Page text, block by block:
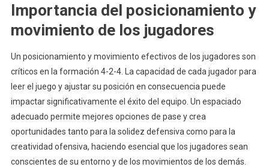
Importancia del posicionamiento y
movimiento de los jugadores
Un posicionamiento y movimiento efectivos de los jugadores son
críticos en la formación 4-2-4. La capacidad de cada jugador para
leer el juego y ajustar su posición en consecuencia puede
impactar significativamente el éxito del equipo. Un espaciado
adecuado permite mejores opciones de pase y crea
oportunidades tanto para la solidez defensiva como para la
creatividad ofensiva, haciendo esencial que los jugadores sean
conscientes de su entorno y de los movimientos de los demás.